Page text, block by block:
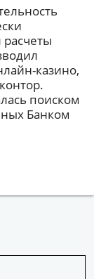
казино,
поиском
Банком